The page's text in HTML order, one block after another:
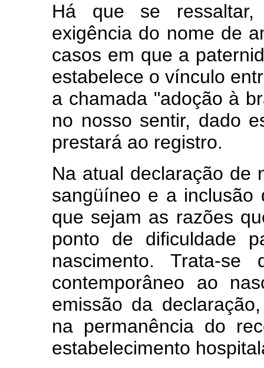
Há que se
exigência do nome de
casos em que a
estabelece o vínculo
a chamada "adoção à
no nosso sentir, dado
prestará ao registro.
Na atual declaração de
sangüíneo e a inclusão
que sejam as razões
ponto de dificuldade
nascimento. Trata-se
contemporâneo ao
emissão da
na permanência do
estabelecimento